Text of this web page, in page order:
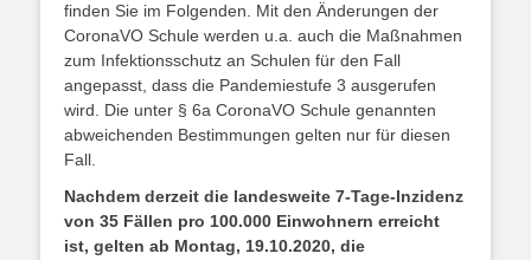
finden Sie im Folgenden. Mit den Änderungen der
CoronaVO Schule werden u.a. auch die Maßnahmen
zum Infektionsschutz an Schulen für den Fall
angepasst, dass die Pandemiestufe 3 ausgerufen
wird. Die unter § 6a CoronaVO Schule genannten
abweichenden Bestimmungen gelten nur für diesen
Fall.
Nachdem derzeit die landesweite 7-Tage-Inzidenz
von 35 Fällen pro 100.000 Einwohnern erreicht
ist, gelten ab Montag, 19.10.2020, die